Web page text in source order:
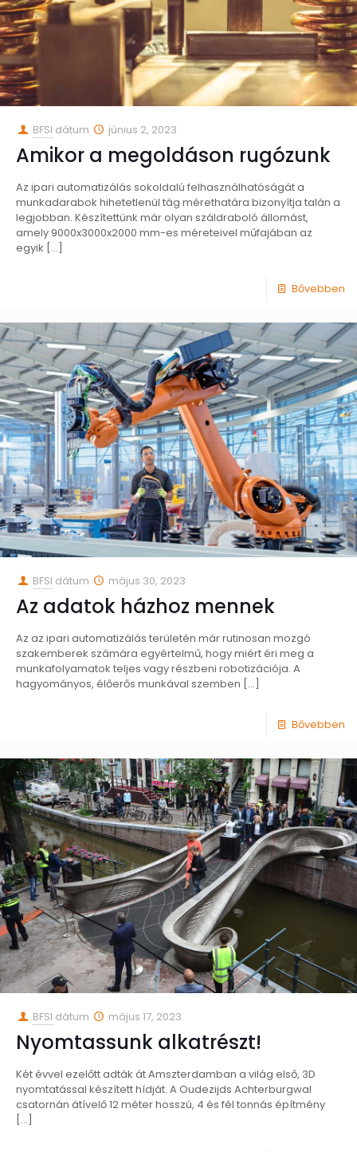
BFSI dátum június 2, 2023
Amikor a megoldáson rugózunk
Az ipari automatizálás sokoldalú felhasználhatóságát a
munkadarabok hihetetlenül tág mérethatára bizonyítja talán a
legjobban. Készítettünk már olyan száldraboló állomást,
amely 9000x3000x2000 mm-es méreteivel műfajában az
egyik […]
Bővebben
BFSI dátum május 30, 2023
Az adatok házhoz mennek
Az az ipari automatizálás területén már rutinosan mozgó
szakemberek számára egyértelmű, hogy miért éri meg a
munkafolyamatok teljes vagy részbeni robotizációja. A
hagyományos, élőerős munkával szemben […]
Bővebben
BFSI dátum május 17, 2023
Nyomtassunk alkatrészt!
Két évvel ezelőtt adták át Amszterdamban a világ első, 3D
nyomtatással készített hídját. A Oudezijds Achterburgwal
csatornán átívelő 12 méter hosszú, 4 és fél tonnás építmény
[…]